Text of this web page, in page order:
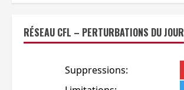
RÉSEAU CFL – PERTURBATIONS DU JOUR